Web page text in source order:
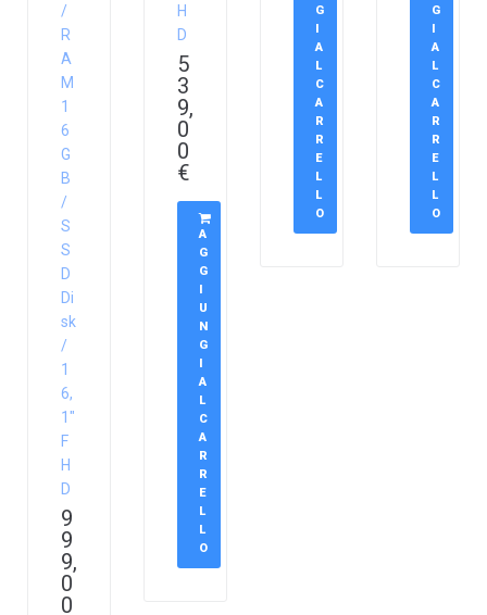
/
R
A
M
1
6
G
B
/
S
S
D
Di
sk
/
1
6,
1″
F
H
D
9
9
9,
0
0
H
D
5
3
9,
0
0
€
A
G
G
I
U
N
G
I
A
L
C
A
R
R
E
L
L
O
G
I
A
L
C
A
R
R
E
L
L
O
G
I
A
L
C
A
R
R
E
L
L
O